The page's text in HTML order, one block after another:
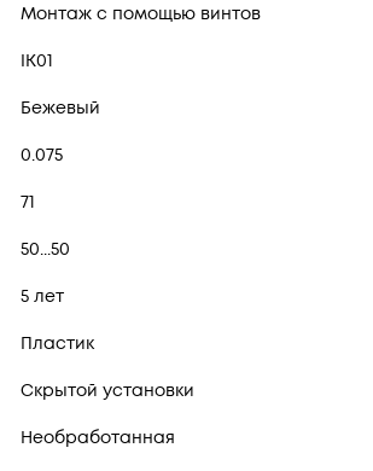
Монтаж с помощью винтов
IK01
Бежевый
0.075
71
50...50
5 лет
Пластик
Скрытой установки
Необработанная